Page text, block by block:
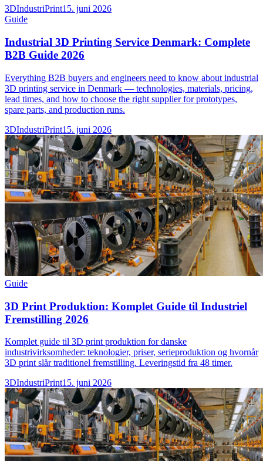
3DIndustriPrint15. juni 2026
Guide
Industrial 3D Printing Service Denmark: Complete
B2B Guide 2026
Everything B2B buyers and engineers need to know about industrial
3D printing service in Denmark — technologies, materials, pricing,
lead times, and how to choose the right supplier for prototypes,
spare parts, and production runs.
3DIndustriPrint15. juni 2026
Guide
3D Print Produktion: Komplet Guide til Industriel
Fremstilling 2026
Komplet guide til 3D print produktion for danske
industrivirksomheder: teknologier, priser, serieproduktion og hvornår
3D print slår traditionel fremstilling. Leveringstid fra 48 timer.
3DIndustriPrint15. juni 2026